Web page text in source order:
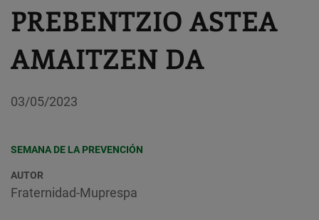
PREBENTZIO ASTEA
AMAITZEN DA
03/05/2023
SEMANA DE LA PREVENCIÓN
AUTOR
Fraternidad-Muprespa